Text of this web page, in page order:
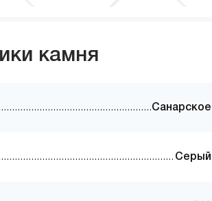
камня
Санарское
Серый